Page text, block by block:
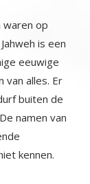
op
is een
eeuwige
alles. Er
buiten de
van
kennen.